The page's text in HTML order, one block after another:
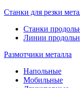
Станки для резки
Станки
Линии
Размотчики металла
Напольные
Мобильные